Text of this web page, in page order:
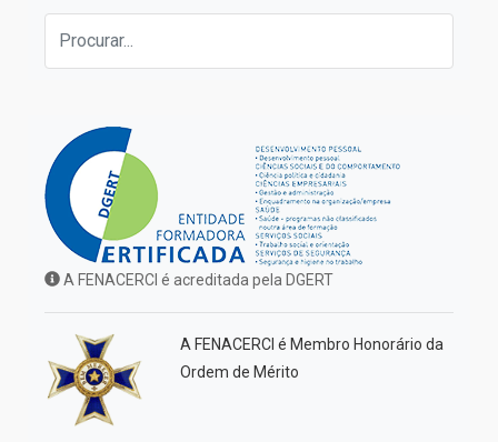
A FENACERCI é acreditada pela DGERT
A FENACERCI é Membro Honorário da
Ordem de Mérito